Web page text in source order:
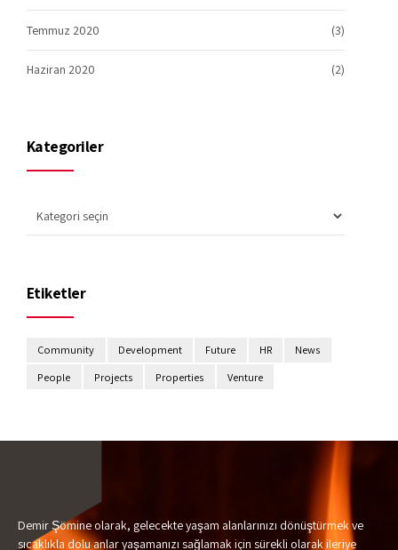
Temmuz 2020 (3)
Haziran 2020 (2)
Kategoriler
Etiketler
Community Development Future HR
News
People
Projects Properties Venture
Demir Şömine olarak, gelecekte yaşam alanlarınızı dönüştürmek ve
sıcaklıkla dolu anlar yaşamanızı sağlamak için sürekli olarak ileriye